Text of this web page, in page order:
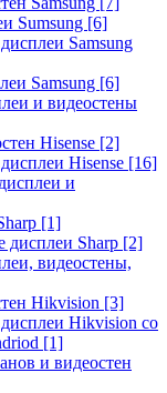
Sumsung [6]
Samsung
Samsung [6]
и видеостены
Hisense [2]
Hisense [16]
и
[1]
дисплеи Sharp [2]
видеостены,
Hikvision [3]
Hikvision со
[1]
и видеостен